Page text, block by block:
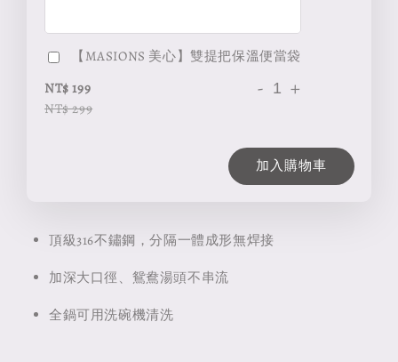
【MASIONS 美心】雙提把保溫便當袋
NT$ 199
NT$ 299
- +
加入購物車
頂級316不鏽鋼，分隔一體成形無焊接
加深大口徑、鴛鴦湯頭不串流
全鍋可用洗碗機清洗